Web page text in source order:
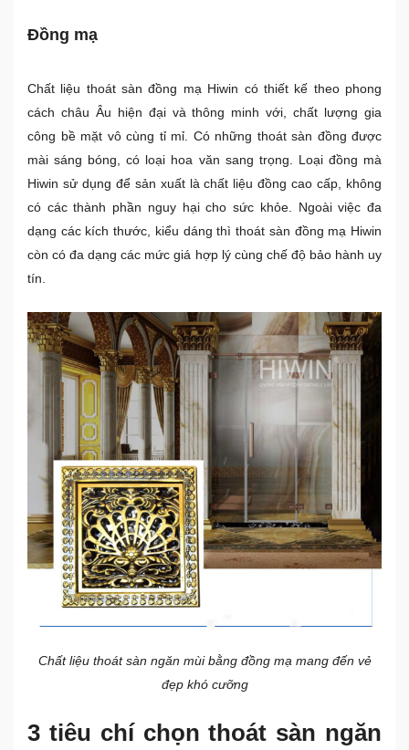
Đồng mạ
Chất liệu thoát sàn đồng mạ Hiwin có thiết kế theo phong
cách châu Âu hiện đại và thông minh với, chất lượng gia
công bề mặt vô cùng tỉ mỉ. Có những thoát sàn đồng được
mài sáng bóng, có loại hoa văn sang trọng. Loại đồng mà
Hiwin sử dụng để sản xuất là chất liệu đồng cao cấp, không
có các thành phần nguy hại cho sức khỏe. Ngoài việc đa
dạng các kích thước, kiểu dáng thì thoát sàn đồng mạ Hiwin
còn có đa dạng các mức giá hợp lý cùng chế độ bảo hành uy
tín.
Chất liệu thoát sàn ngăn mùi bằng đồng mạ mang đến vẻ
đẹp khó cưỡng
3 tiêu chí chọn thoát sàn ngăn